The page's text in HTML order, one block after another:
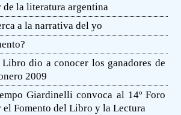
de la literatura argentina
a la narrativa del yo
dio a conocer los ganadores de
2009
Giardinelli convoca al 14º Foro
Fomento del Libro y la Lectura